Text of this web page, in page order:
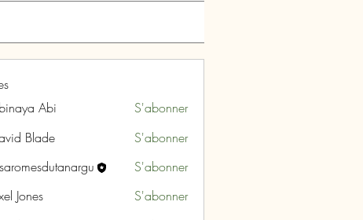
Abi
S'abonner
Blade
S'abonner
S'abonner
Jones
S'abonner